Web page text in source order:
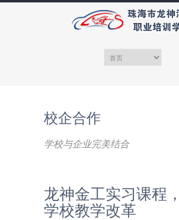
校企合作
学校与企业完美结合
龙神金工实习课程
学校教学改革